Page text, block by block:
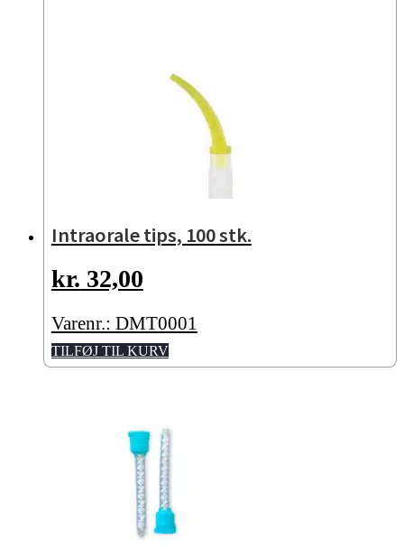
Intraorale tips, 100 stk.
kr. 32,00
Varenr.: DMT0001
TILFØJ TIL KURV